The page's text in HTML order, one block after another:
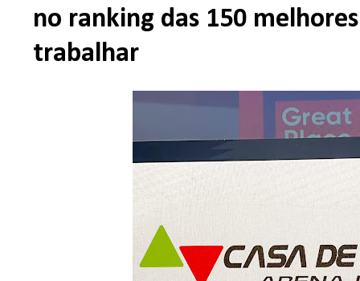
no ranking das 150
trabalhar